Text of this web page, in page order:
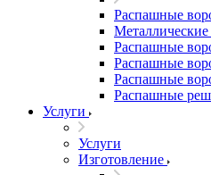
Распашные
Распашные
Распашные
Распашные
Распашные
Услуги
Услуги
Изготовление